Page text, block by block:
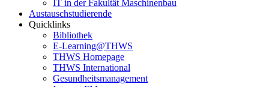
IT in der Fakultät Maschinenbau
Austauschstudierende
Quicklinks
Bibliothek
E-Learning@THWS
THWS Homepage
THWS International
Gesundheitsmanagement